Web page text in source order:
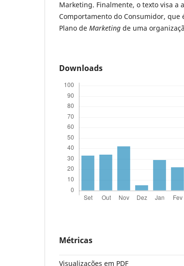
Marketing. Finalmente, o texto visa a
Comportamento do Consumidor, que
Plano de Marketing de uma
Downloads
Métricas
Visualizações em PDF